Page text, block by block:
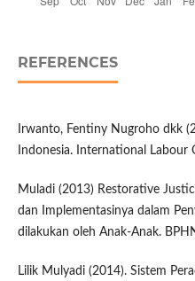
REFERENCES
Irwanto, Fentiny Nugroho dkk
Indonesia. International Labour
Muladi (2013) Restorative
dan Implementasinya dalam
dilakukan oleh Anak-Anak.
Lilik Mulyadi (2014). Sistem